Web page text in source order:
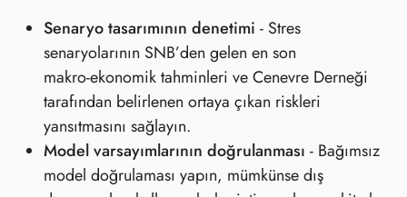
Senaryo tasarımının denetimi - Stres
senaryolarının SNB’den gelen en son
makro‑ekonomik tahminleri ve Cenevre Derneği
tarafından belirlenen ortaya çıkan riskleri
yansıtmasını sağlayın.
Model varsayımlarının doğrulanması - Bağımsız
model doğrulaması yapın, mümkünse dış